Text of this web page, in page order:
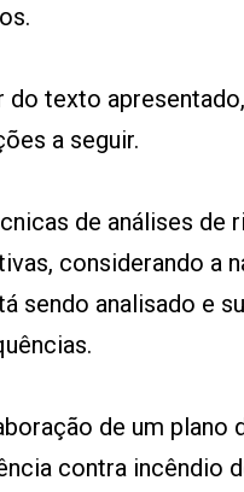
do texto
a seguir.
de análises de
considerando a
sendo analisado e
de um plano
contra incêndio